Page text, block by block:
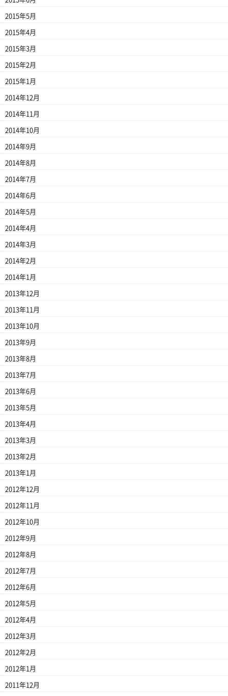
2015年5月
2015年4月
2015年3月
2015年2月
2015年1月
2014年12月
2014年11月
2014年10月
2014年9月
2014年8月
2014年7月
2014年6月
2014年5月
2014年4月
2014年3月
2014年2月
2014年1月
2013年12月
2013年11月
2013年10月
2013年9月
2013年8月
2013年7月
2013年6月
2013年5月
2013年4月
2013年3月
2013年2月
2013年1月
2012年12月
2012年11月
2012年10月
2012年9月
2012年8月
2012年7月
2012年6月
2012年5月
2012年4月
2012年3月
2012年2月
2012年1月
2011年12月